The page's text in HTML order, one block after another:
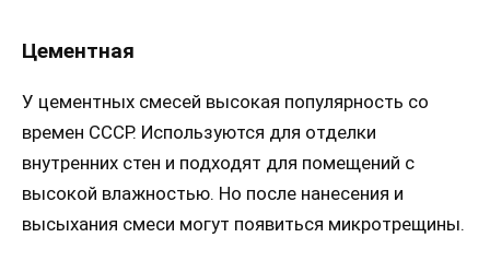
Цементная
У цементных смесей высокая популярность со
времен СССР. Используются для отделки
внутренних стен и подходят для помещений с
высокой влажностью. Но после нанесения и
высыхания смеси могут появиться микротрещины.